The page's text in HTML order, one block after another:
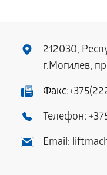
212030,
г.Могилев,
Факс:
Телефон:
Email: